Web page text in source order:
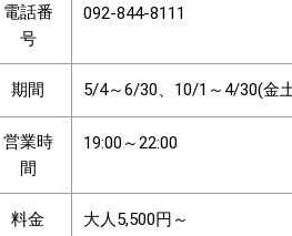
電話番
号
092-844-8111
期間 5/4～6/30、10/1～4/30(
営業時
間
19:00～22:00
料金 大人5,500円～